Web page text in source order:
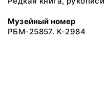
Музейный номер
РБМ-25857. К-2984